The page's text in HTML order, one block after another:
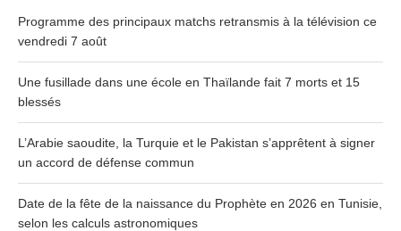
Programme des principaux matchs retransmis à la télévision ce
vendredi 7 août
Une fusillade dans une école en Thaïlande fait 7 morts et 15
blessés
L’Arabie saoudite, la Turquie et le Pakistan s’apprêtent à signer
un accord de défense commun
Date de la fête de la naissance du Prophète en 2026 en Tunisie,
selon les calculs astronomiques